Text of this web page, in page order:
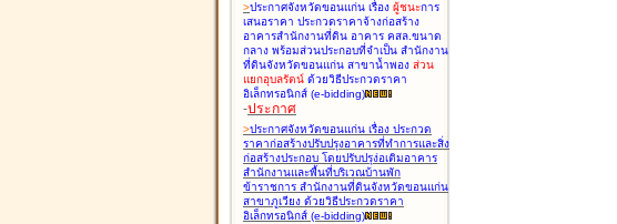
>ประกาศจังหวัดขอนแก่น เรื่อง ผู้ชนะการ
เสนอราคา ประกวดราคาจ้างก่อสร้าง
อาคารสำนักงานที่ดิน อาคาร คสล.ขนาด
กลาง พร้อมส่วนประกอบที่จำเป็น สำนักงาน
ที่ดินจังหวัดขอนแก่น สาขาน้ำพอง ส่วน
แยกอุบลรัตน์ ด้วยวิธีประกวดราคา
อิเล็กทรอนิกส์ (e-bidding)
-ประกาศ
>ประกาศจังหวัดขอนแก่น เรื่อง ประกวด
ราคาก่อสร้างปรับปรุงอาคารที่ทำการและสิ่ง
ก่อสร้างประกอบ โดยปรับปรุง่อเติมอาคาร
สำนักงานและพื้นที่บริเวณบ้านพัก
ข้าราชการ สำนักงานที่ดินจังหวัดขอนแก่น
สาขาภูเวียง ด้วยวิธีประกวดราคา
อิเล็กทรอนิกส์ (e-bidding)